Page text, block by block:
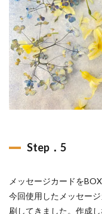
Step．5
メッセージカードを
今回使用したメッセー
刷してきました。作成